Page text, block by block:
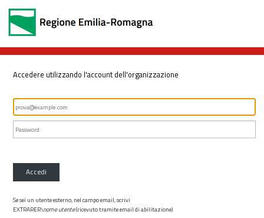
Accedere utilizzando l'account dell'organizzazione
Accedi
Se sei un utente esterno, nel campo email, scrivi
EXTRARER\nome utente(ricevuto tramite email di abilitazione)